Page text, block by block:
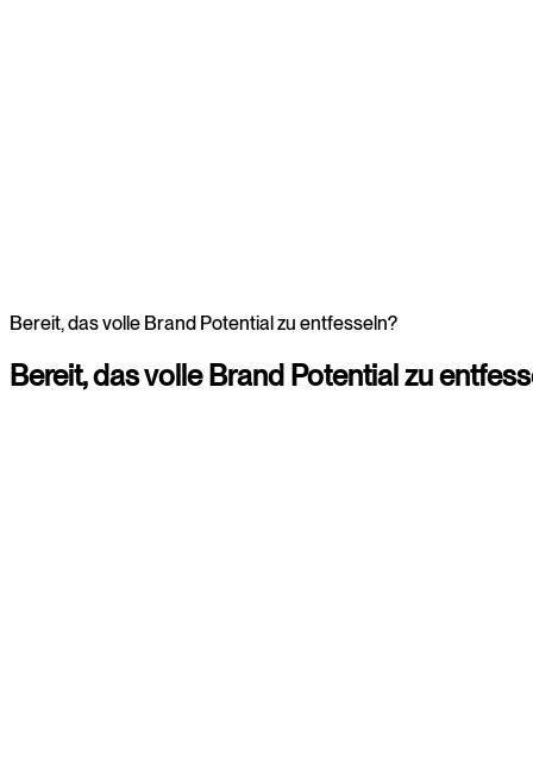
Bereit, das volle Brand Potential zu entfesseln?
Bereit,dasvolle Brand Potentialzu